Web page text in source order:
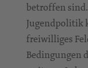
betroffen
Jugendpolitik
freiwilliges
Bedingungen